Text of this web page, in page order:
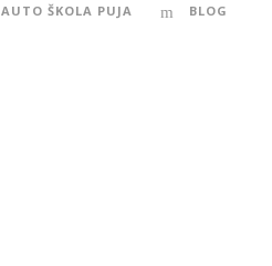
AUTO ŠKOLA PUJA BLOG